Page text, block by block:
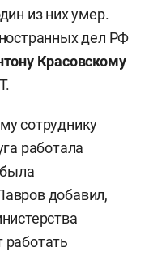
из них умер.
дел РФ
Красовскому
.
сотруднику
работала
добавил,
работать